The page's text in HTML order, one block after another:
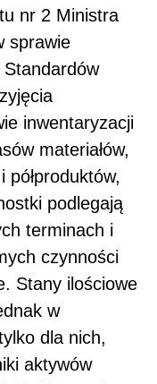
nr 2 Ministra
sprawie
Standardów
inwentaryzacji
materiałów,
podlegają
terminach i
czynności
Stany ilościowe
w
dla nich,
aktywów